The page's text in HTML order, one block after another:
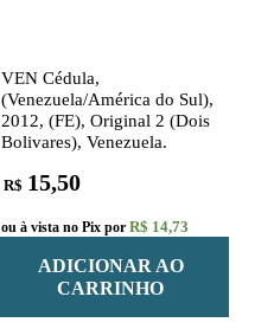
VEN Cédula,
(Venezuela/América do Sul),
2012, (FE), Original 2 (Dois
Bolivares), Venezuela.
R$ 15,50
ou à vista no Pix por R$ 14,73
ADICIONAR AO
CARRINHO